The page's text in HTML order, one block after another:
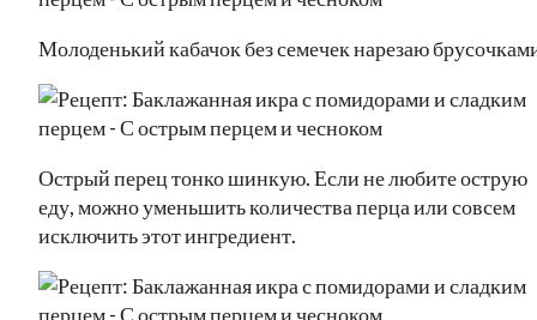
Молоденький кабачок без семечек нарезаю
Острый перец тонко шинкую. Если не любите острую
еду, можно уменьшить количества перца или совсем
исключить этот ингредиент.